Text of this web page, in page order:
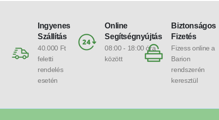
Ingyenes
Szállítás
40.000 Ft
feletti
rendelés
esetén
Online
Segítségnyújtás
08:00 - 18:00 óra
között
Biztonságos
Fizetés
Fizess online a
Barion
rendszerén
keresztül